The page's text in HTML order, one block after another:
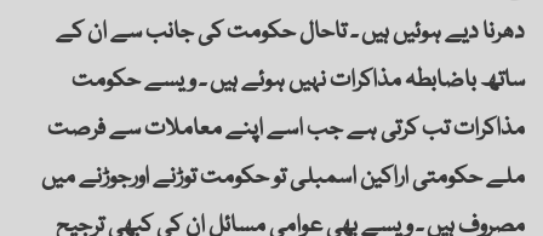
دھرنا دیے ہوئیں ہیں ۔ تاحال حکومت کی جانب سے ان کے
ساتھ باضابطہ مذاکرات نہیں ہوئے ہیں ۔ ویسے حکومت
مذاکرات تب کرتی ہے جب اسے اپنے معاملات سے فرصت
ملے حکومتی اراکین اسمبلی تو حکومت توڑنے اورجوڑنے میں
مصروف ہیں ۔ ویسے بھی عوامی مسائل ان کی کبھی ترجیح